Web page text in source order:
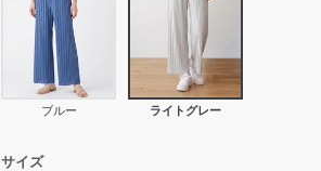
ブルー ライトグレー
サイズ